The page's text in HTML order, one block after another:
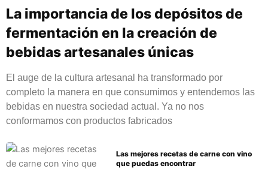
La importancia de los depósitos de
fermentación en la creación de
bebidas artesanales únicas
El auge de la cultura artesanal ha transformado por
completo la manera en que consumimos y entendemos las
bebidas en nuestra sociedad actual. Ya no nos
conformamos con productos fabricados
Las mejores recetas de carne con vino
que puedas encontrar